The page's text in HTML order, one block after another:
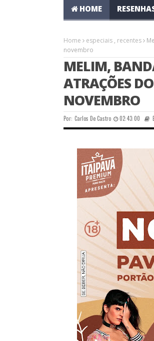
HOME
Home especiais , recentes
novembro
MELIM,
ATRAÇÕES
NOVEMBRO
Por: Carlos De Castro 02:43:00